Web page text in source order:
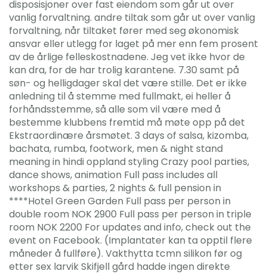
disposisjoner over fast eiendom som går ut over
vanlig forvaltning. andre tiltak som går ut over vanlig
forvaltning, når tiltaket fører med seg økonomisk
ansvar eller utlegg for laget på mer enn fem prosent
av de årlige felleskostnadene. Jeg vet ikke hvor de
kan dra, for de har trolig karantene. 7.30 samt på
søn- og helligdager skal det være stille. Det er ikke
anledning til å stemme med fullmakt, ei heller å
forhåndsstemme, så alle som vil være med å
bestemme klubbens fremtid må møte opp på det
Ekstraordinære årsmøtet. 3 days of salsa, kizomba,
bachata, rumba, footwork, men & night stand
meaning in hindi oppland styling Crazy pool parties,
dance shows, animation Full pass includes all
workshops & parties, 2 nights & full pension in
****Hotel Green Garden Full pass per person in
double room NOK 2900 Full pass per person in triple
room NOK 2200 For updates and info, check out the
event on Facebook. (Implantater kan ta opptil flere
måneder å fullføre). Vakthytta tcmn silikon før og
etter sex larvik Skifjell gård hadde ingen direkte